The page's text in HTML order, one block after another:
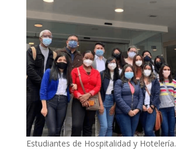
Estudiantes de Hospitalidad y Hotelería.